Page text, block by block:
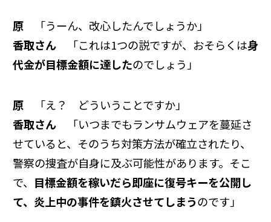
原
「うーん、改心したんでしょうか」
香取さん
「これは1つの説ですが、おそらくは身
代金が目標金額に達したのでしょう」
原
「え？ どういうことですか」
香取さん
「いつまでもランサムウェアを蔓延さ
せていると、そのうち対策方法が確立されたり、
警察の捜査が自身に及ぶ可能性があります。そこ
で、 目標金額を稼いだら即座に復号キーを公開し
て、炎上中の事件を鎮火させてしまうのです」